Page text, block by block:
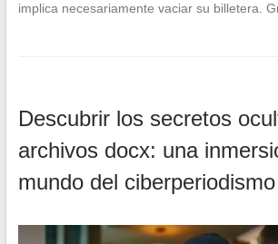
implica necesariamente vaciar su billetera.
Descubrir los secretos
archivos docx: una
mundo del ciberperiodismo